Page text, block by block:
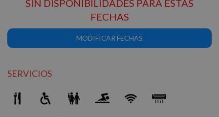
SIN DISPONIBILIDADES PARA ESTAS
FECHAS
MODIFICAR FECHAS
SERVICIOS